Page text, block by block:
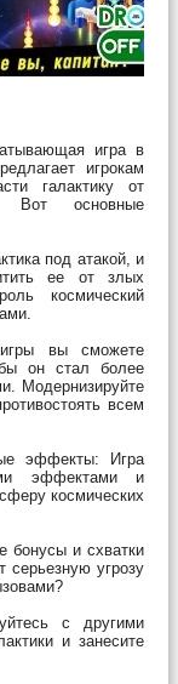
игра в
игрокам
галактику от
Вот основные
под атакой, и
ее от злых
космический
вы сможете
он стал более
Модернизируйте
всем
эффекты: Игра
эффектами и
космических
бонусы и схватки
угрозу
с другими
и занесите